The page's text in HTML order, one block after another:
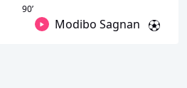
90’
Modibo Sagnan